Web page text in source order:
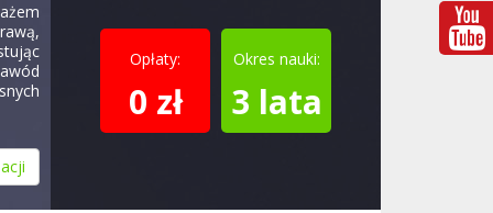
Opłaty:
0 zł
Okres nauki:
3 lata